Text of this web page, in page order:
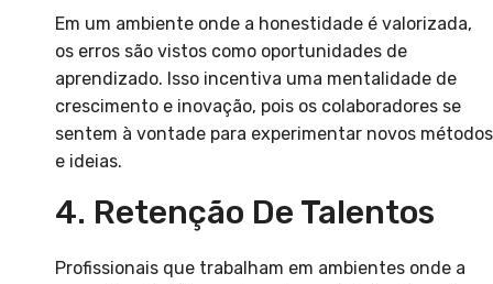
Em um ambiente onde a honestidade é valorizada,
os erros são vistos como oportunidades de
aprendizado. Isso incentiva uma mentalidade de
crescimento e inovação, pois os colaboradores se
sentem à vontade para experimentar novos métodos
e ideias.
4. Retenção De Talentos
Profissionais que trabalham em ambientes onde a